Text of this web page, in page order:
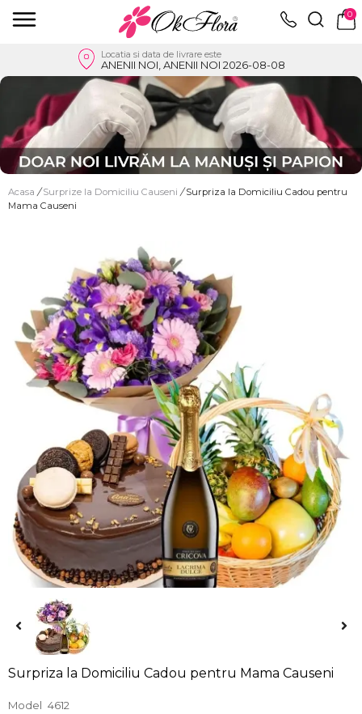
0
Locatia si data de livrare este
ANENII NOI, ANENII NOI 2026-08-08
Acasa / Surprize la Domiciliu Causeni / Surpriza la Domiciliu Cadou pentru
Mama Causeni
Surpriza la Domiciliu Cadou pentru Mama Causeni
Model 4612